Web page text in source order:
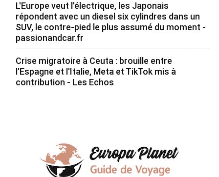
L'Europe veut l'électrique, les Japonais
répondent avec un diesel six cylindres dans un
SUV, le contre-pied le plus assumé du moment -
passionandcar.fr
Crise migratoire à Ceuta : brouille entre
l'Espagne et l'Italie, Meta et TikTok mis à
contribution - Les Echos